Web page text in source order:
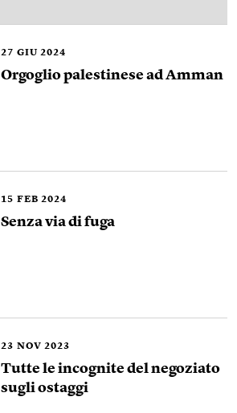
27 GIU 2024
Orgoglio palestinese ad Amman
15 FEB 2024
Senza via di fuga
23 NOV 2023
Tutte le incognite del negoziato
sugli ostaggi